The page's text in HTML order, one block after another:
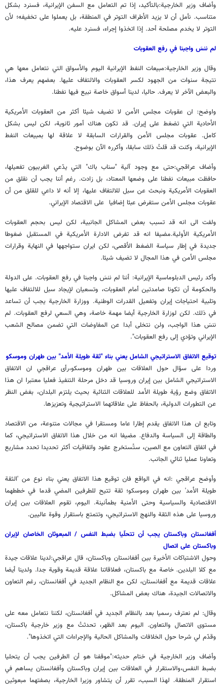
وأضاف وزير الخارجية:بالتأكيد، إذا تم التعامل مع السفن الإيرانية، فسنرد بشكل
متناسب. نأمل أن لا يزيد الأطراف التوتر في المنطقة، بل يعملوا على تخفيفه؛ لأن
التوتر لا يخدم مصلحة أحد. إذا اتخذوا إجراء، فسنرد عليه.
لم ننسَ واجبنا في رفع العقوبات
وقال وزير الخارجية:مبيعات النفط الإيرانية اليوم والأسواق التي نتعامل معها هي
نتيجة سنوات من الجهود لكسر العقوبات والالتفاف عليها. بعضهم يعرف هذا،
والبعض الآخر لا يعرف. حاليا، لدينا أسواق خاصة نبيع فيها نفطنا.
واوضح: ان عقوبات مجلس الأمن لا تضيف شيئا أكثر من العقوبات الأمريكية
الأحادية التي تضغط على إيران. قد تكون هناك أمور ثانوية، لكن ليس بشكل
كامل. عقوبات مجلس الأمن والقرارات السابقة لا علاقة لها بمبيعات النفط
الإيرانية، وكنت قد قلتُ ذلك سابقا، وأكرره الآن بوضوح.
وأضاف عراقجي:حتى مع وجود آلية "سناب باك" التي يدّعي الغربيون تفعيلها،
حافظت مبيعات نفطنا على وضعها المعتاد، بل زادت. رغم أننا يجب أن نقلق من
العقوبات الأمريكية ونبحث عن سبل للالتفاف عليها، إلا أنه لا داعي للقلق من أن
عقوبات مجلس الأمن ستفرض عبئا إضافيا على الاقتصاد الإيراني.
ولفت الى انه قد تسبب بعض المشاكل الجانبية، لكن ليس بحجم العقوبات
الأمريكية الأولية.مضيفا انه قد تفرض الادارة الأمريكية في المستقبل ضغوطا
جديدة في إطار سياسة الضغط الأقصى، لكن ايران ستواجهها في النهاية وقرارات
مجلس الأمن في هذا المجال لا تضيف شيئا.
وأكد رئيس الدبلوماسية الإيرانية: أننا لم ننسَ واجبنا في رفع العقوبات. على الدولة
والحكومة أن تكونا صامدتين أمام العقوبات، وتسعيان لإيجاد سبل للالتفاف عليها
وتلبية احتياجات إيران وتفعيل القدرات الوطنية. ووزارة الخارجية يجب أن تساعد
في ذلك. لكن لوزارة الخارجية أيضا مهمة خاصة، وهي السعي لرفع العقوبات. لم
ننسَ هذا الواجب، ولن نتخلى أبدا عن المفاوضات التي تضمن مصالح الشعب
الإيراني وتؤدي إلى رفع العقوبات".
توقيع الاتفاق الاستراتيجي الشامل يعني بناء "ثقة طويلة الأمد" بين طهران وموسكو
وردا على سؤال حول العلاقات بين طهران وموسكو،رأى عراقجي ان الاتفاق
الاستراتيجي الشامل بين إيران وروسيا قد دخل مرحلة التنفيذ فعليا معتبرا ان هذا
الاتفاق وضع رؤية طويلة الأمد للعلاقات الثنائية بحيث يلتزم البلدان، بغض النظر
عن التطورات الدولية، بالحفاظ على علاقاتهما الاستراتيجية وتعزيزها.
وتابع ان هذا الاتفاق يقدم إطارا عاما ومستقرا في مجالات متنوعة، من الاقتصاد
والطاقة إلى السياسة والدفاع. مضيفا انه من خلال هذا الاتفاق الاستراتيجي، كما
في اتفاق التعاون مع الصين، ستُستخرج عقود واتفاقيات أكثر تحديدا تحدد مشاريع
وتعاونا عمليا ثنائي الجانب.
وأوضح عراقجي :انه في الواقع فان توقيع هذا الاتفاق يعني بناء نوع من 'الثقة
طويلة الأمد' بين طهران وموسكو؛ ثقة تتيح للطرفين المضي قدما في خططهما
الاقتصادية والسياسية وحتى الأمنية بطمأنينة. اليوم، تقوم العلاقات بين إيران
وروسيا على هذه الثقة والنهج الاستراتيجي، وتتمتع باستقرار وقوة عاليين.
أفغانستان وباكستان يجب أن تتحلّيا بضبط النفس / المبعوثان الخاصان لإيران
وباكستان على اتصال
وحول الاشتباكات الأخيرة بين أفغانستان وباكستان، قال عراقجي:لدينا علاقات جيدة
مع كلا البلدين. خاصة مع باكستان، فعلاقاتنا علاقة قديمة وقوية جدا. ولدينا أيضا
علاقات قديمة مع أفغانستان، لكن مع النظام الجديد في أفغانستان، رغم التعاون
والاتصالات الجيدة، هناك بعض المشاكل.
وقال: لم نعترف رسميا بعد بالنظام الجديد في أفغانستان، لكننا نتعامل معه على
مستوى الاتصال والتعاون. اليوم بعد الظهر، تحدثتُ مع وزير خارجية باكستان،
وقدّم لي شرحا حول الخلافات والمشاكل الحالية والإجراءات التي اتخذوها".
وأضاف وزير الخارجية في ختام حديثه:"موقفنا هو أن الطرفين يجب أن يتحليا
بضبط النفس،والاستقرار في العلاقات بين إيران وباكستان وأفغانستان يساهم في
استقرار المنطقة. لهذا السبب، تقرر أن يتشاور وزيرا الخارجية، بصفتهما مبعوثين